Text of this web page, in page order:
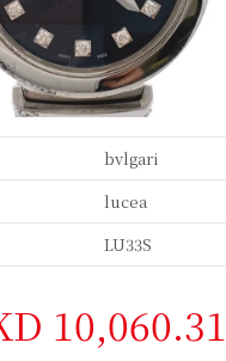
bvlgari
lucea
LU33S
10,060.31